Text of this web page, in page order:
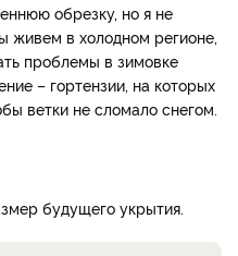
обрезку, но я не
живем в холодном регионе,
проблемы в зимовке
– гортензии, на которых
ветки не сломало снегом.
будущего укрытия.